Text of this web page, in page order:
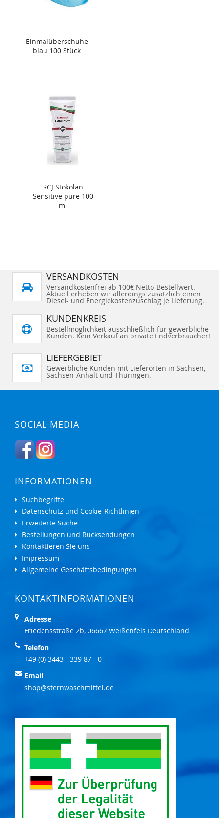
Einmalüberschuhe
blau 100 Stück
SCJ Stokolan
Sensitive pure 100
ml
VERSANDKOSTEN
Versandkostenfrei ab 100€ Netto-Bestellwert.
Aktuell erheben wir allerdings zusätzlich einen
Diesel- und Energiekostenzuschlag je Lieferung.
KUNDENKREIS
Bestellmöglichkeit ausschließlich für gewerbliche
Kunden. Kein Verkauf an private Endverbraucher!
LIEFERGEBIET
Gewerbliche Kunden mit Lieferorten in Sachsen,
Sachsen-Anhalt und Thüringen.
SOCIAL MEDIA
INFORMATIONEN
Suchbegriffe
Datenschutz und Cookie-Richtlinien
Erweiterte Suche
Bestellungen und Rücksendungen
Kontaktieren Sie uns
Impressum
Allgemeine Geschäftsbedingungen
KONTAKTINFORMATIONEN
Adresse
Friedensstraße 2b, 06667 Weißenfels Deutschland
Telefon
+49 (0) 3443 - 339 87 - 0
Email
shop@sternwaschmittel.de